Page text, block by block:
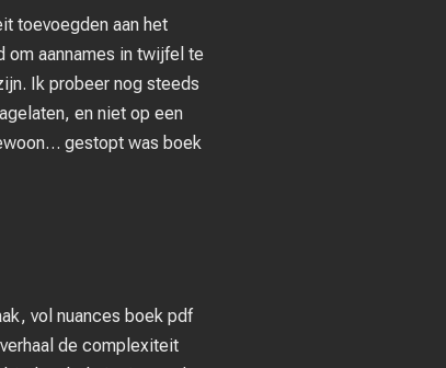
toevoegden aan het
om aannames in twijfel te
Ik probeer nog steeds
en niet op een
gestopt was boek
vol nuances boek pdf
de complexiteit